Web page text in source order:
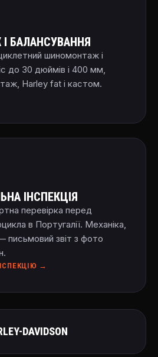
БАЛАНСУВАННЯ
шиномонтаж і
до 30 дюймів і 400 мм,
Harley fat і кастом.
ІНСПЕКЦІЯ
перевірка перед
в Португалії. Механіка,
письмовий звіт з фото
→
DAVIDSON